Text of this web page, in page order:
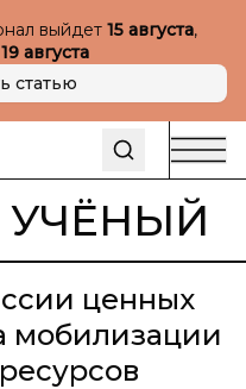
выйдет 15 августа,
19 августа
статью
ценных
мобилизации